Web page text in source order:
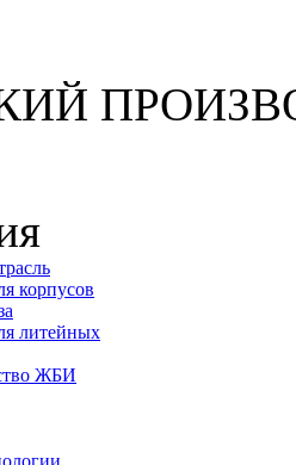
корпусов
литейных
ЖБИ